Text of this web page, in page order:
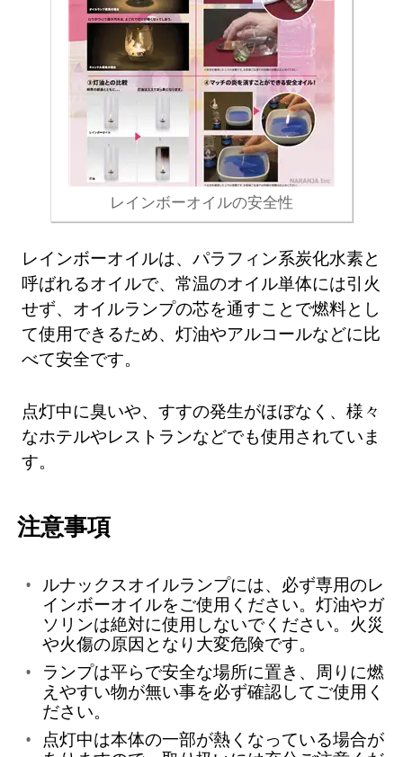
レインボーオイルの安全性
レインボーオイルは、パラフィン系炭化水素と
呼ばれるオイルで、常温のオイル単体には引火
せず、オイルランプの芯を通すことで燃料とし
て使用できるため、灯油やアルコールなどに比
べて安全です。
点灯中に臭いや、すすの発生がほぼなく、様々
なホテルやレストランなどでも使用されていま
す。
注意事項
ルナックスオイルランプには、必ず専用のレ
インボーオイルをご使用ください。灯油やガ
ソリンは絶対に使用しないでください。火災
や火傷の原因となり大変危険です。
ランプは平らで安全な場所に置き、周りに燃
えやすい物が無い事を必ず確認してご使用く
ださい。
点灯中は本体の一部が熱くなっている場合が